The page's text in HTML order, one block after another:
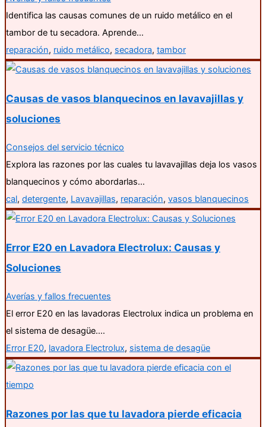
Identifica las causas comunes de un ruido metálico en el
tambor de tu secadora. Aprende…
reparación, ruido metálico, secadora, tambor
Causas de vasos blanquecinos en lavavajillas y
soluciones
Consejos del servicio técnico
Explora las razones por las cuales tu lavavajillas deja los vasos
blanquecinos y cómo abordarlas…
cal, detergente, Lavavajillas, reparación, vasos blanquecinos
Error E20 en Lavadora Electrolux: Causas y
Soluciones
Averías y fallos frecuentes
El error E20 en las lavadoras Electrolux indica un problema en
el sistema de desagüe.…
Error E20, lavadora Electrolux, sistema de desagüe
Razones por las que tu lavadora pierde eficacia